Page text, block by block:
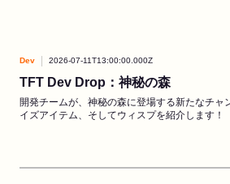
Dev 2026-07-11T13:00:00.000Z
TFT Dev Drop：神秘の森
開発チームが、神秘の森に登場する新たなチャ
イズアイテム、そしてウィスプを紹介します！